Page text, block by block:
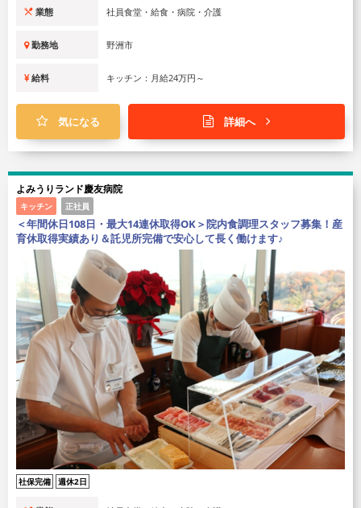
業態 社員食堂・給食・病院・介護
勤務地 野洲市
給料 キッチン：月給24万円～
気になる 詳細へ
よみうりランド慶友病院
キッチン 正社員
＜年間休日108日・最大14連休取得OK＞院内食調理スタッフ募集！産
育休取得実績あり＆託児所完備で安心して長く働けます♪
社保完備 週休2日